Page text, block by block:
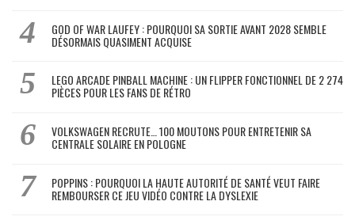
GOD OF WAR LAUFEY : POURQUOI SA SORTIE AVANT 2028 SEMBLE
DÉSORMAIS QUASIMENT ACQUISE
LEGO ARCADE PINBALL MACHINE : UN FLIPPER FONCTIONNEL DE 2 274
PIÈCES POUR LES FANS DE RÉTRO
VOLKSWAGEN RECRUTE… 100 MOUTONS POUR ENTRETENIR SA
CENTRALE SOLAIRE EN POLOGNE
POPPINS : POURQUOI LA HAUTE AUTORITÉ DE SANTÉ VEUT FAIRE
REMBOURSER CE JEU VIDÉO CONTRE LA DYSLEXIE